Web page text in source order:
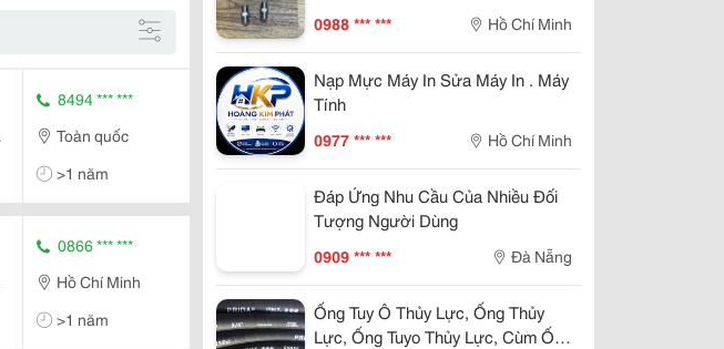
8494 *** ***
Toàn quốc
>1 năm
0866 *** ***
Hồ Chí Minh
>1 năm
0988 *** *** Hồ Chí Minh
Nạp Mực Máy In Sửa Máy In . Máy
Tính
0977 *** *** Hồ Chí Minh
Đáp Ứng Nhu Cầu Của Nhiều Đối
Tượng Người Dùng
0909 *** *** Đà Nẵng
Ống Tuy Ô Thủy Lực, Ống Thủy
Lực, Ống Tuyo Thủy Lực, Cùm Ống